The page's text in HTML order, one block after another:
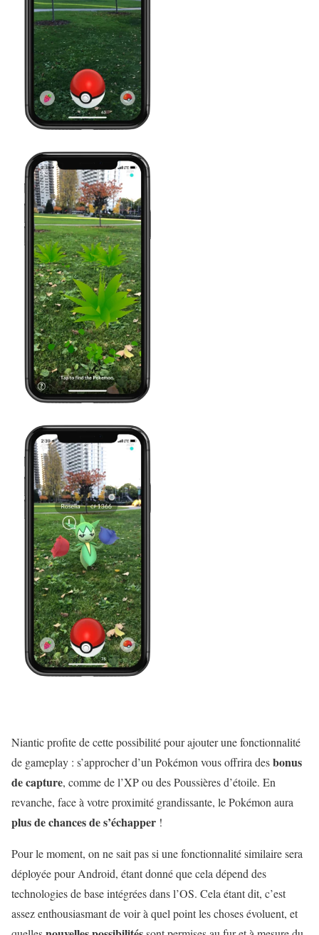
Niantic profite de cette possibilité pour ajouter une fonctionnalité
de gameplay : s’approcher d’un Pokémon vous offrira desbonus
de capture, comme de l’XP ou des Poussières d’étoile. En
revanche, face à votre proximité grandissante, le Pokémon aura
plus de chances de s’échapper !
Pour le moment, on ne sait pas si une fonctionnalité similaire sera
déployée pour Android, étant donné que cela dépend des
technologies de base intégrées dans l’OS. Cela étant dit, c’est
assez enthousiasmant de voir à quel point les choses évoluent, et